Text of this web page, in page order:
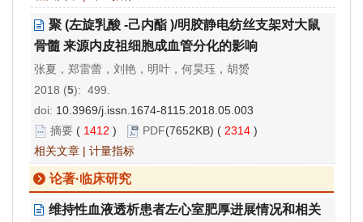
聚 (左旋乳酸 -己内酯 )/明胶静电纺丝支架对大鼠
骨髓 来源内皮祖细胞成血管分化的影响
张夏，郑雷蕾，刘艳，明叶，何昊珏，胡赟
2018 (5): 499.
doi: 10.3969/j.issn.1674-8115.2018.05.003
摘要 ( 1412 ) PDF(7652KB) ( 2314 )
相关文章 | 计量指标
论著·临床研究
维持性血液透析患者左心室肥厚进展情况和相关